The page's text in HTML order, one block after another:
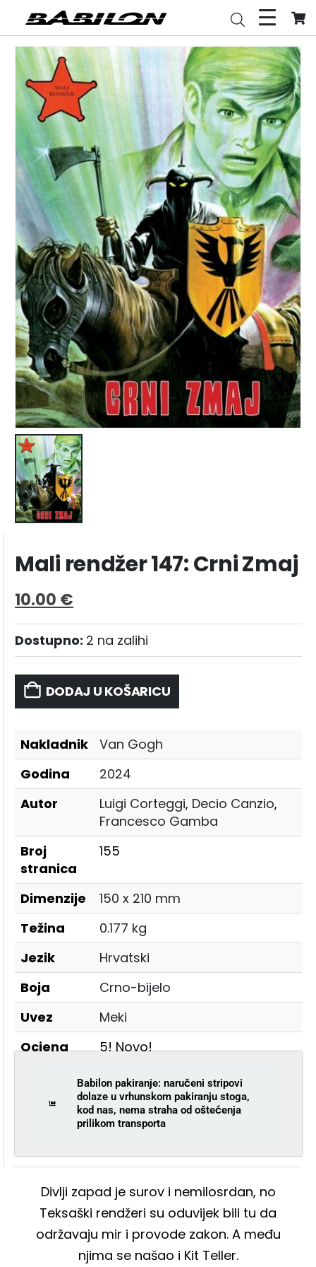
Mali rendžer 147: Crni Zmaj
10.00 €
Dostupno: 2 na zalihi
DODAJ U KOŠARICU
Nakladnik
Van Gogh
Godina
2024
Autor
Luigi Corteggi, Decio Canzio,
Francesco Gamba
Broj
stranica
155
Dimenzije
150 x 210 mm
Težina
0.177 kg
Jezik
Hrvatski
Boja
Crno-bijelo
Uvez
Meki
Ocjena
5! Novo!
Babilon pakiranje: naručeni stripovi
dolaze u vrhunskom pakiranju stoga,
kod nas, nema straha od oštećenja
prilikom transporta
Divlji zapad je surov i nemilosrdan, no
Teksaški rendžeri su oduvijek bili tu da
održavaju mir i provode zakon. A među
njima se našao i Kit Teller.